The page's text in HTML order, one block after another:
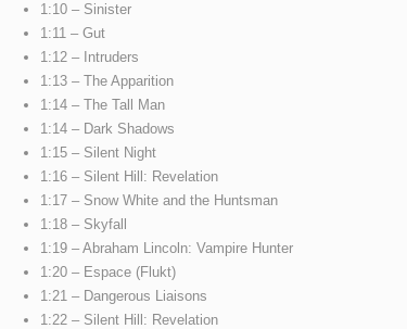
1:10 – Sinister
1:11 – Gut
1:12 – Intruders
1:13 – The Apparition
1:14 – The Tall Man
1:14 – Dark Shadows
1:15 – Silent Night
1:16 – Silent Hill: Revelation
1:17 – Snow White and the Huntsman
1:18 – Skyfall
1:19 – Abraham Lincoln: Vampire Hunter
1:20 – Espace (Flukt)
1:21 – Dangerous Liaisons
1:22 – Silent Hill: Revelation